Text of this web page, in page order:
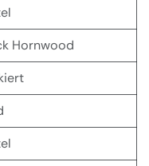
Hornwood